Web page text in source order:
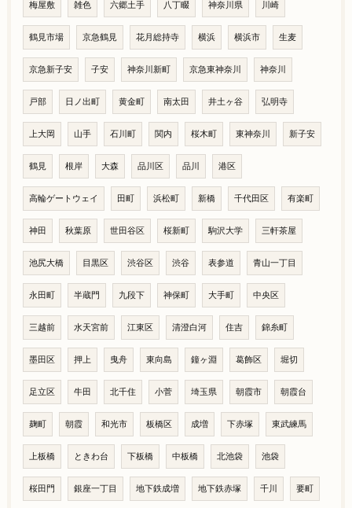
梅屋敷 雑色 六郷土手 八丁畷 神奈川県 川崎
鶴見市場 京急鶴見 花月総持寺 横浜 横浜市 生麦
京急新子安 子安 神奈川新町 京急東神奈川 神奈川
戸部 日ノ出町 黄金町 南太田 井土ヶ谷 弘明寺
上大岡 山手 石川町 関内 桜木町 東神奈川 新子安
鶴見 根岸 大森 品川区 品川 港区
高輪ゲートウェイ 田町 浜松町 新橋 千代田区 有楽町
神田 秋葉原 世田谷区 桜新町 駒沢大学 三軒茶屋
池尻大橋 目黒区 渋谷区 渋谷 表参道 青山一丁目
永田町 半蔵門 九段下 神保町 大手町 中央区
三越前 水天宮前 江東区 清澄白河 住吉 錦糸町
墨田区 押上 曳舟 東向島 鐘ヶ淵 葛飾区 堀切
足立区 牛田 北千住 小菅 埼玉県 朝霞市 朝霞台
麹町 朝霞 和光市 板橋区 成増 下赤塚 東武練馬
上板橋 ときわ台 下板橋 中板橋 北池袋 池袋
桜田門 銀座一丁目 地下鉄成増 地下鉄赤塚 千川 要町